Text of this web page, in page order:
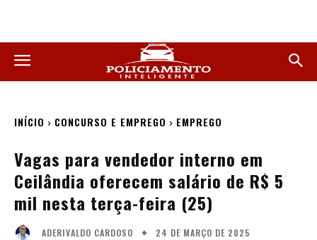
INÍCIO CONCURSO E EMPREGO EMPREGO
Vagas para vendedor interno em
Ceilândia oferecem salário de R$ 5
mil nesta terça-feira (25)
ADERIVALDO CARDOSO 24 DE MARÇO DE 2025